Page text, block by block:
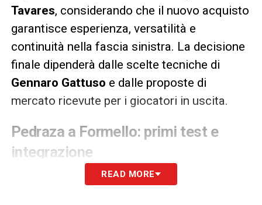
Tavares, considerando che il nuovo acquisto
garantisce esperienza, versatilità e
continuità nella fascia sinistra. La decisione
finale dipenderà dalle scelte tecniche di
Gennaro Gattuso e dalle proposte di
mercato ricevute per i giocatori in uscita.
Pedraza a Formello: primi test e
integrazione
Ieri il giocatore spagnolo ha completato le
READ MORE